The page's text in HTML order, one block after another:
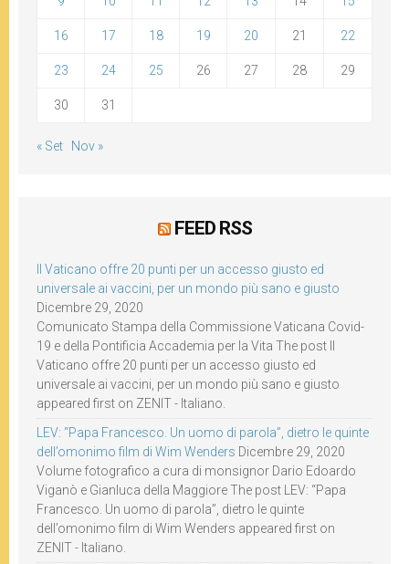
16 17 18 19 20 21 22
23 24 25 26 27 28 29
30 31
« Set Nov »
FEED RSS
Il Vaticano offre 20 punti per un accesso giusto ed
universale ai vaccini, per un mondo più sano e giusto
Dicembre 29, 2020
Comunicato Stampa della Commissione Vaticana Covid-
19 e della Pontificia Accademia per la Vita The post Il
Vaticano offre 20 punti per un accesso giusto ed
universale ai vaccini, per un mondo più sano e giusto
appeared first on ZENIT - Italiano.
LEV: “Papa Francesco. Un uomo di parola”, dietro le quinte
dell’omonimo film di Wim Wenders Dicembre 29, 2020
Volume fotografico a cura di monsignor Dario Edoardo
Viganò e Gianluca della Maggiore The post LEV: “Papa
Francesco. Un uomo di parola”, dietro le quinte
dell’omonimo film di Wim Wenders appeared first on
ZENIT - Italiano.